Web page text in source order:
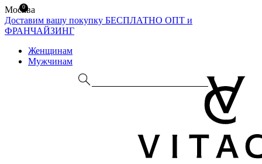
Москва
Доставим вашу покупку БЕСПЛАТНО ОПТ и
ФРАНЧАЙЗИНГ
Женщинам
Мужчинам
0